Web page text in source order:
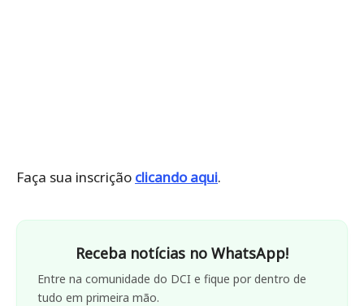
Faça sua inscrição clicando aqui.
Receba notícias no WhatsApp!
Entre na comunidade do DCI e fique por dentro de
tudo em primeira mão.